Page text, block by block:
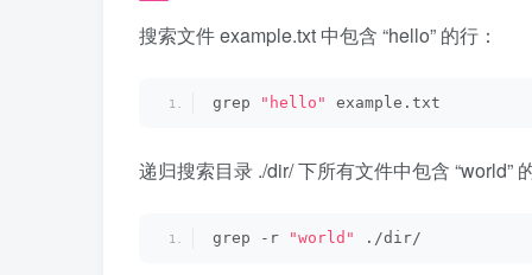
搜索文件 example.txt 中包含 “hello” 的行：
grep "hello" example.txt
递归搜索目录 ./dir/ 下所有文件中包含 “world”
grep -r "world" ./dir/